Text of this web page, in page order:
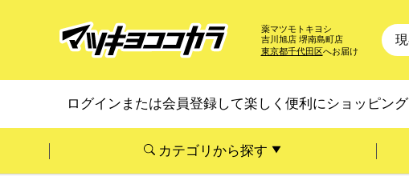
薬マツモトキヨシ
吉川旭店 堺南島町店
東京都千代田区へお届け
ログインまたは会員登録して楽しく便利にショッピング
カテゴリから探す